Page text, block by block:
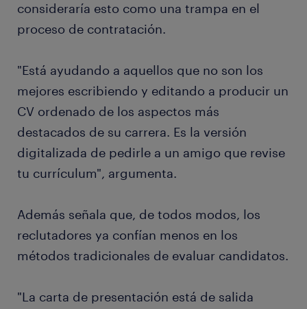
consideraría esto como una trampa en el
proceso de contratación.
"Está ayudando a aquellos que no son los
mejores escribiendo y editando a producir un
CV ordenado de los aspectos más
destacados de su carrera. Es la versión
digitalizada de pedirle a un amigo que revise
tu currículum", argumenta.
Además señala que, de todos modos, los
reclutadores ya confían menos en los
métodos tradicionales de evaluar candidatos.
"La carta de presentación está de salida